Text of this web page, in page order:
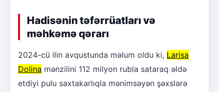
Hadisənin təfərrüatları və
məhkəmə qərarı
2024-cü ilin avqustunda məlum oldu ki, Larisa
Dolina mənzilini 112 milyon rubla sataraq əldə
etdiyi pulu saxtakarlıqla mənimsəyən şəxslərə